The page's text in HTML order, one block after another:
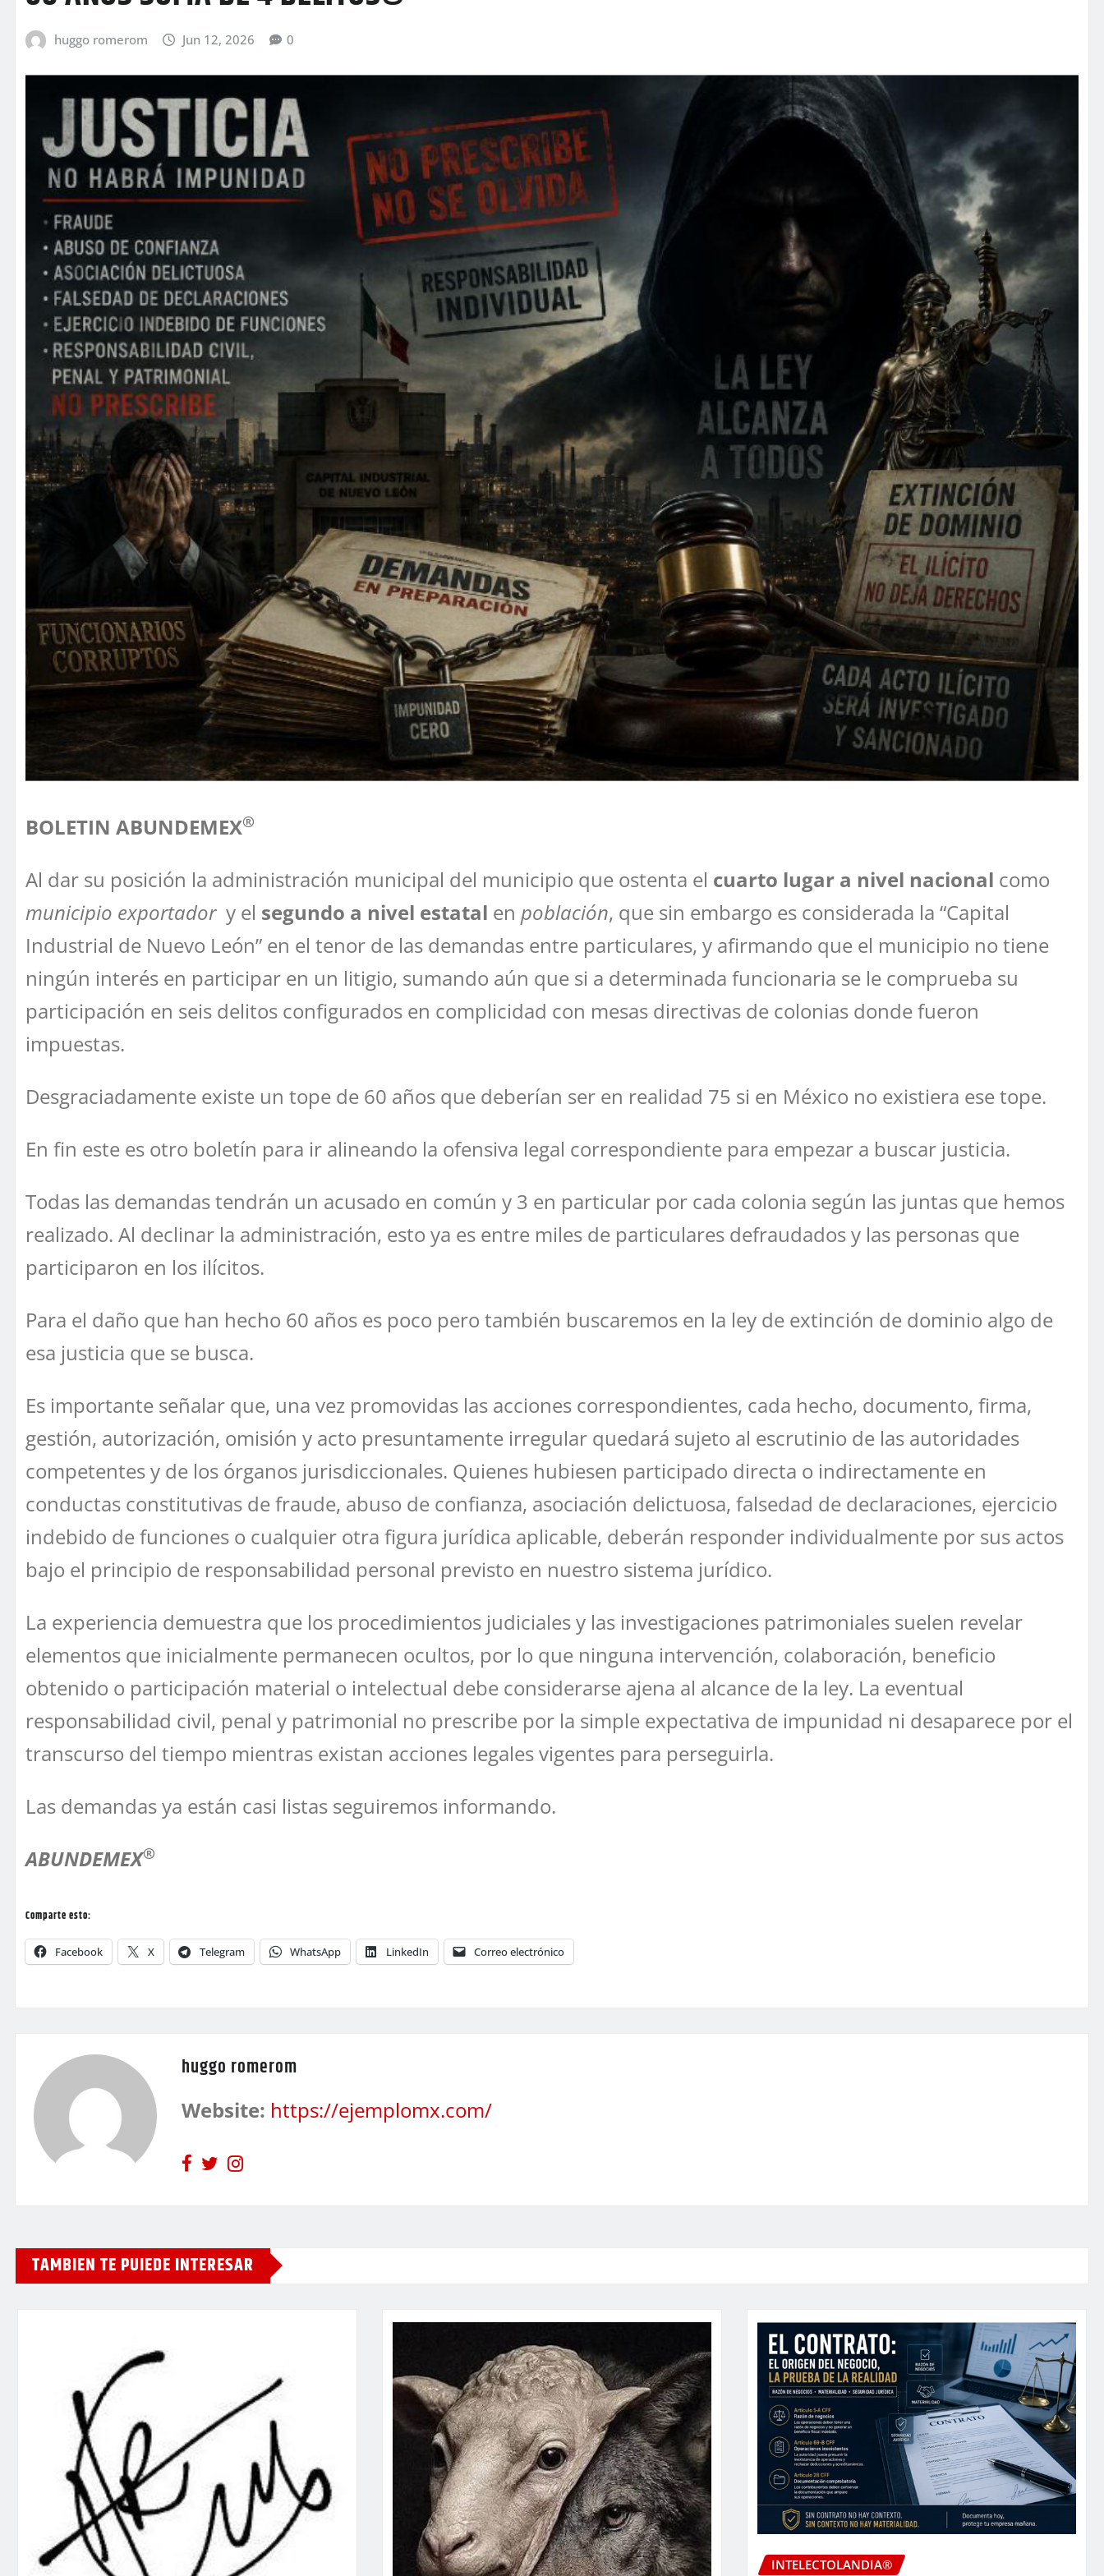
huggo romerom Jun 12, 2026 0
BOLETIN ABUNDEMEX®
Al dar su posición la administración municipal del municipio que ostenta el cuarto lugar a nivel nacional como
municipio exportadory el segundo a nivel estatal en población, que sin embargo es considerada la “Capital
Industrial de Nuevo León” en el tenor de las demandas entre particulares, y afirmando que el municipio no tiene
ningún interés en participar en un litigio, sumando aún que si a determinada funcionaria se le comprueba su
participación en seis delitos configurados en complicidad con mesas directivas de colonias donde fueron
impuestas.
Desgraciadamente existe un tope de 60 años que deberían ser en realidad 75 si en México no existiera ese tope.
En fin este es otro boletín para ir alineando la ofensiva legal correspondiente para empezar a buscar justicia.
Todas las demandas tendrán un acusado en común y 3 en particular por cada colonia según las juntas que hemos
realizado. Al declinar la administración, esto ya es entre miles de particulares defraudados y las personas que
participaron en los ilícitos.
Para el daño que han hecho 60 años es poco pero también buscaremos en la ley de extinción de dominio algo de
esa justicia que se busca.
Es importante señalar que, una vez promovidas las acciones correspondientes, cada hecho, documento, firma,
gestión, autorización, omisión y acto presuntamente irregular quedará sujeto al escrutinio de las autoridades
competentes y de los órganos jurisdiccionales. Quienes hubiesen participado directa o indirectamente en
conductas constitutivas de fraude, abuso de confianza, asociación delictuosa, falsedad de declaraciones, ejercicio
indebido de funciones o cualquier otra figura jurídica aplicable, deberán responder individualmente por sus actos
bajo el principio de responsabilidad personal previsto en nuestro sistema jurídico.
La experiencia demuestra que los procedimientos judiciales y las investigaciones patrimoniales suelen revelar
elementos que inicialmente permanecen ocultos, por lo que ninguna intervención, colaboración, beneficio
obtenido o participación material o intelectual debe considerarse ajena al alcance de la ley. La eventual
responsabilidad civil, penal y patrimonial no prescribe por la simple expectativa de impunidad ni desaparece por el
transcurso del tiempo mientras existan acciones legales vigentes para perseguirla.
Las demandas ya están casi listas seguiremos informando.
ABUNDEMEX®
Comparte esto:
Facebook X Telegram WhatsApp LinkedIn Correo electrónico
huggo romerom
Website: https://ejemplomx.com/
TAMBIEN TE PUIEDE INTERESAR
INTELECTOLANDIA®